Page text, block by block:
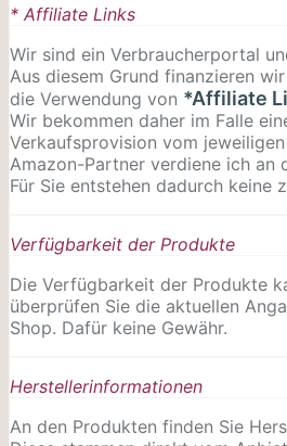
* Affiliate Links
Wir sind ein Verbraucherportal
Aus diesem Grund finanzieren
die Verwendung von *Affiliate
Wir bekommen daher im Falle
Verkaufsprovision vom
Amazon-Partner verdiene ich an
Für Sie entstehen dadurch keine
Verfügbarkeit der Produkte
Die Verfügbarkeit der Produkte
überprüfen Sie die aktuellen
Shop. Dafür keine Gewähr.
Herstellerinformationen
An den Produkten finden Sie